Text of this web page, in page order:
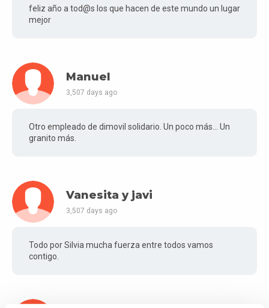
feliz año a tod@s los que hacen de este mundo un lugar
mejor
Manuel
3,507 days ago
Otro empleado de dimovil solidario. Un poco más... Un
granito más.
Vanesita y javi
3,507 days ago
Todo por Silvia mucha fuerza entre todos vamos
contigo.